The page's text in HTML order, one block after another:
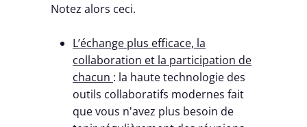
Notez alors ceci.
L’échange plus efficace, la
collaboration et la participation de
chacun : la haute technologie des
outils collaboratifs modernes fait
que vous n'avez plus besoin de